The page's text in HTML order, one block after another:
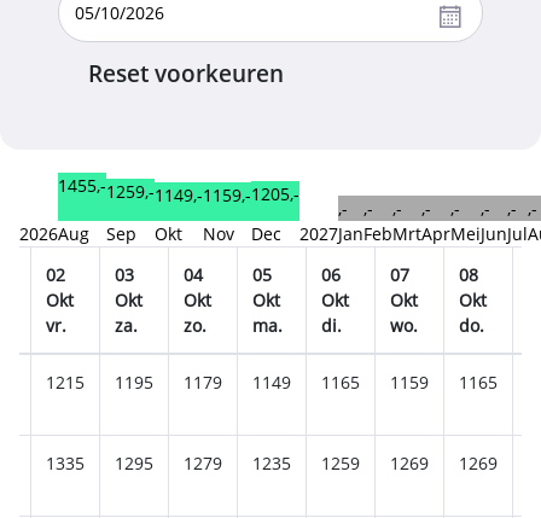
Reset voorkeuren
2026
1455,-
Aug
1259,-
Sep
1149,-
Okt
1159,-
Nov
1205,-
Dec
2027
,-
Jan
,-
Feb
,-
Mrt
,-
Apr
,-
Mei
,-
Jun
,-
Jul
,-
02
Okt
vr.
03
Okt
za.
04
Okt
zo.
05
Okt
ma.
06
Okt
di.
07
Okt
wo.
08
Okt
do.
1215 1195 1179 1149 1165 1159 1165
1335 1295 1279 1235 1259 1269 1269